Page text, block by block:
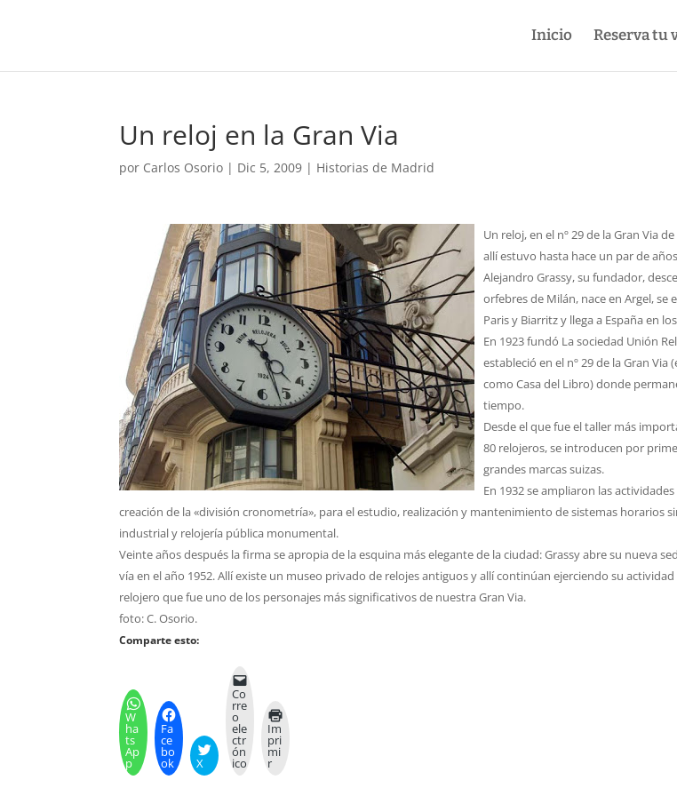
Inicio Reserva tu
Un reloj en la Gran Via
por Carlos Osorio | Dic 5, 2009 | Historias de Madrid
Un reloj, en el nº 29 de la Gran Via
allí estuvo hasta hace un par de
Alejandro Grassy, su fundador,
orfebres de Milán, nace en Argel, se
Paris y Biarritz y llega a España en
En 1923 fundó La sociedad Unión
estableció en el nº 29 de la Gran Via
como Casa del Libro) donde
tiempo.
Desde el que fue el taller más
80 relojeros, se introducen por
grandes marcas suizas.
En 1932 se ampliaron las
creación de la «división cronometría», para el estudio, realización y mantenimiento de sistemas horarios
industrial y relojería pública monumental.
Veinte años después la firma se apropia de la esquina más elegante de la ciudad: Grassy abre su nueva
vía en el año 1952. Allí existe un museo privado de relojes antiguos y allí continúan ejerciendo su
relojero que fue uno de los personajes más significativos de nuestra Gran Via.
foto: C. Osorio.
Comparte esto:
W
ha
ts
Ap
p
Fa
ce
bo
ok X
Co
rre
o
ele
ctr
ón
ico
Im
pri
mi
r